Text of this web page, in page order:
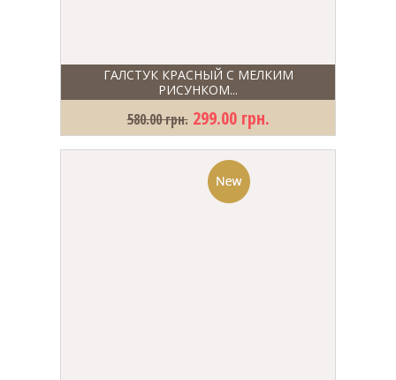
ГАЛСТУК КРАСНЫЙ С МЕЛКИМ
РИСУНКОМ...
580.00 грн. 299.00 грн.